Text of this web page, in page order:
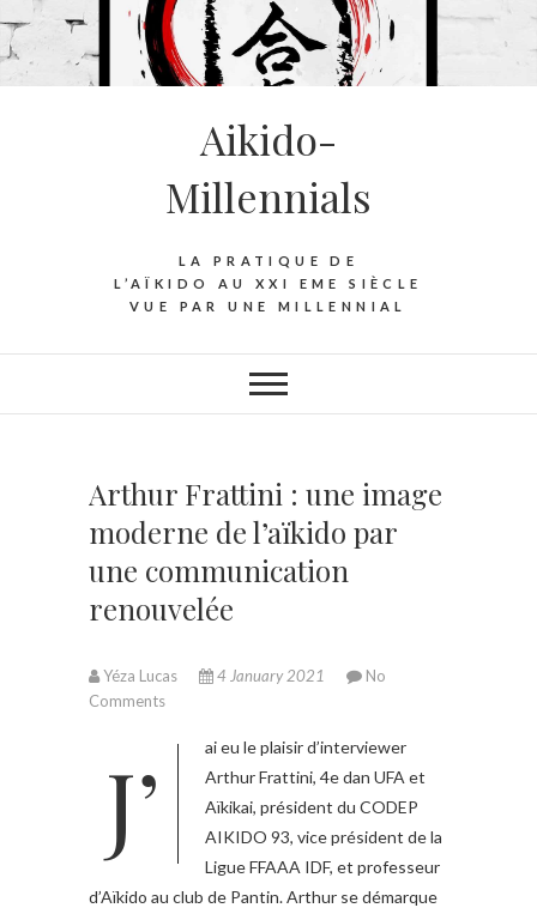
Aikido-
Millennials
LA PRATIQUE DE
L’AÏKIDO AU XXI EME SIÈCLE
VUE PAR UNE MILLENNIAL
Arthur Frattini : une image
moderne de l’aïkido par
une communication
renouvelée
Yéza Lucas 4 January 2021
No
Comments
J’ai eu le plaisir d’interviewer
Arthur Frattini, 4e dan UFA et
Aïkikai, président du CODEP
AIKIDO 93, vice président de la
Ligue FFAAA IDF, et professeur
d’Aïkido au club de Pantin. Arthur se démarque